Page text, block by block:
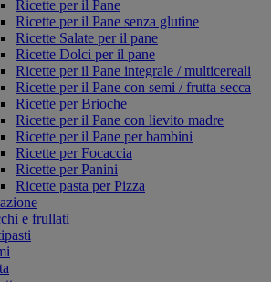
Ricette per il Pane
Ricette per il Pane senza glutine
Ricette Salate per il pane
Ricette Dolci per il pane
Ricette per il Pane integrale / multicereali
Ricette per il Pane con semi / frutta secca
Ricette per Brioche
Ricette per il Pane con lievito madre
Ricette per il Pane per bambini
Ricette per Focaccia
Ricette per Panini
Ricette pasta per Pizza
e frullati